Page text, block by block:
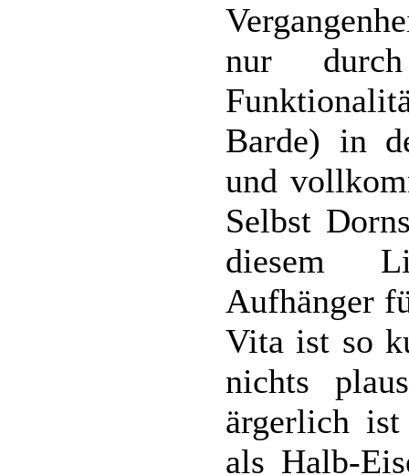
nur
Barde) in
und
Selbst
diesem
Aufhänger
Vita ist so
nichts
ärgerlich
als Halb-